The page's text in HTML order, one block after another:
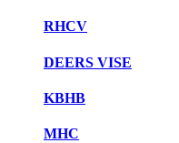
RHCV
DEERS VISE
KBHB
MHC